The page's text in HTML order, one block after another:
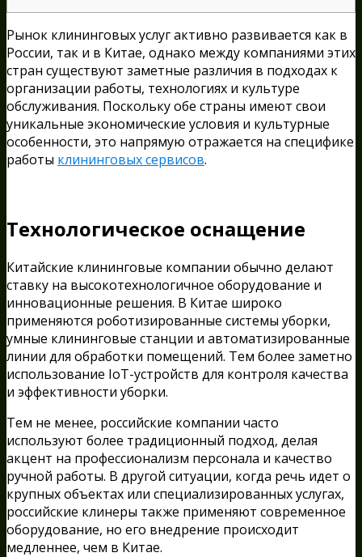
Рынок клининговых услуг активно развивается как в
России, так и в Китае, однако между компаниями этих
стран существуют заметные различия в подходах к
организации работы, технологиях и культуре
обслуживания. Поскольку обе страны имеют свои
уникальные экономические условия и культурные
особенности, это напрямую отражается на специфике
работы клининговых сервисов.
Технологическое оснащение
Китайские клининговые компании обычно делают
ставку на высокотехнологичное оборудование и
инновационные решения. В Китае широко
применяются роботизированные системы уборки,
умные клининговые станции и автоматизированные
линии для обработки помещений. Тем более заметно
использование IoT-устройств для контроля качества
и эффективности уборки.
Тем не менее, российские компании часто
используют более традиционный подход, делая
акцент на профессионализм персонала и качество
ручной работы. В другой ситуации, когда речь идет о
крупных объектах или специализированных услугах,
российские клинеры также применяют современное
оборудование, но его внедрение происходит
медленнее, чем в Китае.